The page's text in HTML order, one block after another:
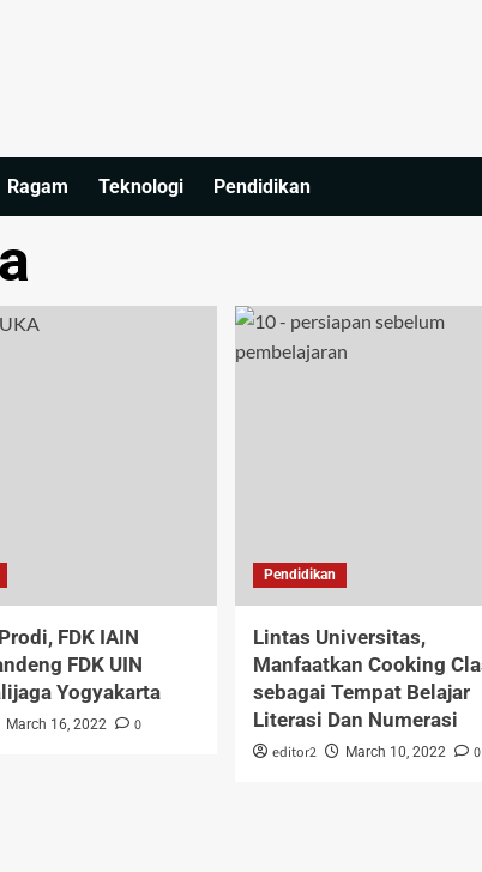
Ragam Teknologi Pendidikan
FDK IAIN
FDK UIN
Yogyakarta
March 16, 2022 0
Pendidikan
Lintas Universitas,
Manfaatkan Cooking
sebagai Tempat Belajar
Literasi Dan Numerasi
editor2 March 10, 2022 0